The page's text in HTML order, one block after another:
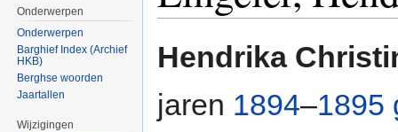
Hendrika
jaren 1894–1895
Onderwerpen
Onderwerpen
Barghief Index (Archief
HKB)
Berghse woorden
Jaartallen
Wijzigingen